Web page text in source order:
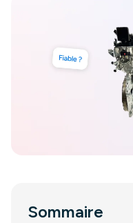
Sommaire